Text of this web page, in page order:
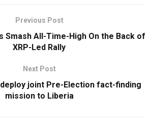
Previous Post
Smash All-Time-High On the Back of
XRP-Led Rally
Next Post
deploy joint Pre-Election fact-finding
mission to Liberia